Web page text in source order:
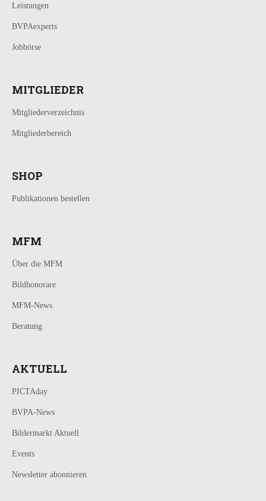
Leistungen
BVPAexperts
Jobbörse
MITGLIEDER
Mitgliederverzeichnis
Mitgliederbereich
SHOP
Publikationen bestellen
MFM
Über die MFM
Bildhonorare
MFM-News
Beratung
AKTUELL
PICTAday
BVPA-News
Bildermarkt Aktuell
Events
Newsletter abonnieren